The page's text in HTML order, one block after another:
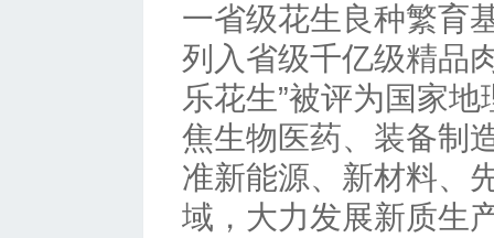
一省级花生良种繁育
列入省级千亿级精品
乐花生”被评为国家
焦生物医药、装备制
准新能源、新材料、
域，大力发展新质生